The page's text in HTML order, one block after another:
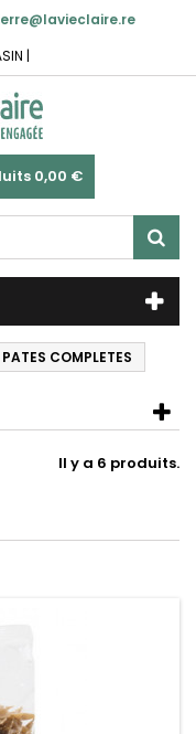
|
0,00 €
PATES COMPLETES
Il y a 6 produits.